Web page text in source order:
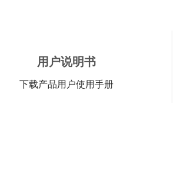
用户说明书
下载产品用户使用手册